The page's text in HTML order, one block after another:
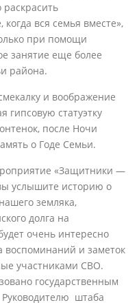
раскрасить
вся семья вместе»,
при помощи
занятие еще более
района.
и воображение
гипсовую статуэтку
после Ночи
о Годе Семьи.
«Защитники —
услышите историю о
земляка,
долга на
очень интересно
воспоминаний и заметок
участниками СВО.
государственным
штаба